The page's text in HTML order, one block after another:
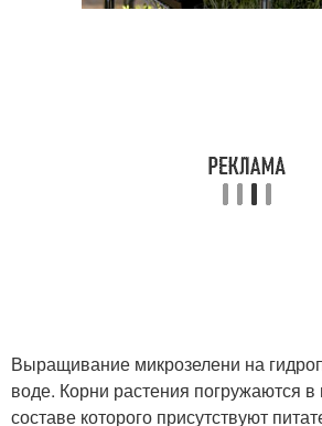
Выращивание микрозелени на
воде. Корни растения погружаются
составе которого присутствуют